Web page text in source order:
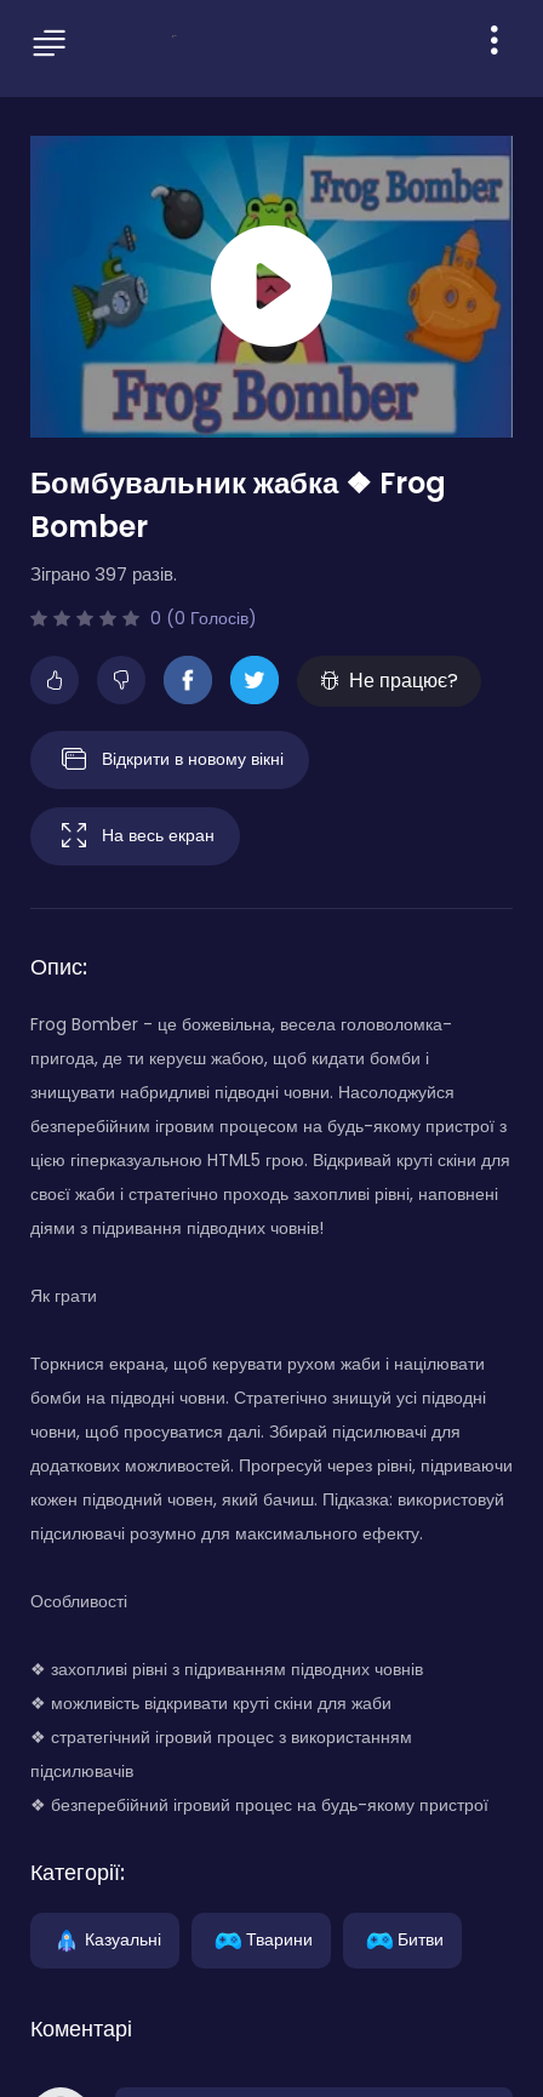
Бомбувальник жабка ❖ Frog
Bomber
Зіграно 397 разів.
0 (0 Голосів)
Не працює?
Відкрити в новому вікні
На весь екран
Опис:
Frog Bomber - це божевільна, весела головоломка-
пригода, де ти керуєш жабою, щоб кидати бомби і
знищувати набридливі підводні човни. Насолоджуйся
безперебійним ігровим процесом на будь-якому пристрої з
цією гіперказуальною HTML5 грою. Відкривай круті скіни для
своєї жаби і стратегічно проходь захопливі рівні, наповнені
діями з підривання підводних човнів!
Як грати
Торкнися екрана, щоб керувати рухом жаби і націлювати
бомби на підводні човни. Стратегічно знищуй усі підводні
човни, щоб просуватися далі. Збирай підсилювачі для
додаткових можливостей. Прогресуй через рівні, підриваючи
кожен підводний човен, який бачиш. Підказка: використовуй
підсилювачі розумно для максимального ефекту.
Особливості
❖ захопливі рівні з підриванням підводних човнів
❖ можливість відкривати круті скіни для жаби
❖ стратегічний ігровий процес з використанням
підсилювачів
❖ безперебійний ігровий процес на будь-якому пристрої
Категорії:
Казуальні Тварини Битви
Коментарі